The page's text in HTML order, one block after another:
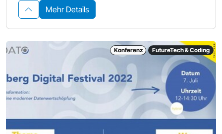
Mehr Details
Konferenz FutureTech & Coding